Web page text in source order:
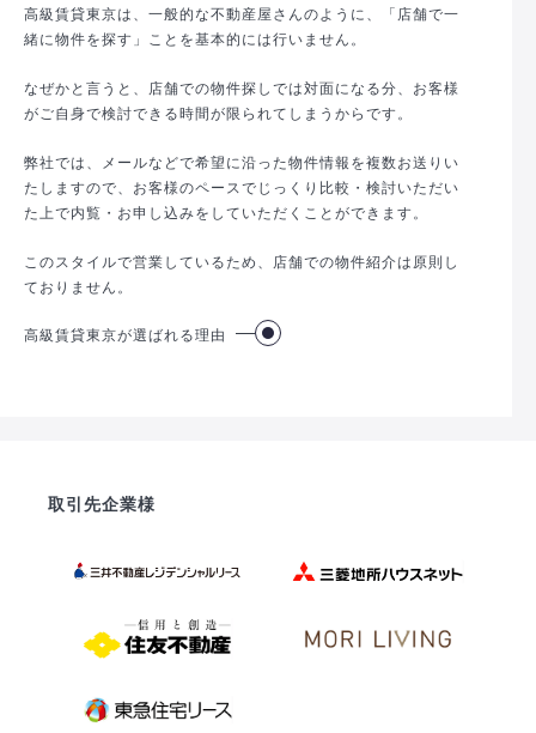
高級賃貸東京は、一般的な不動産屋さんのように、「店舗で一
緒に物件を探す」ことを基本的には行いません。
なぜかと言うと、店舗での物件探しでは対面になる分、お客様
がご自身で検討できる時間が限られてしまうからです。
弊社では、メールなどで希望に沿った物件情報を複数お送りい
たしますので、お客様のペースでじっくり比較・検討いただい
た上で内覧・お申し込みをしていただくことができます。
このスタイルで営業しているため、店舗での物件紹介は原則し
ておりません。
高級賃貸東京が選ばれる理由
取引先企業様